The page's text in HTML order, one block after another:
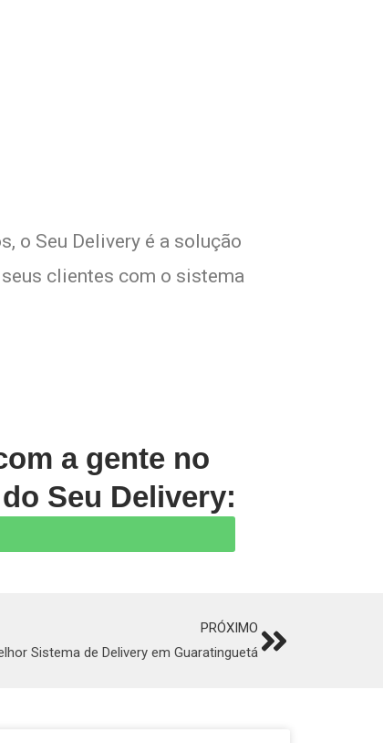
o Seu Delivery é a solução
clientes com o sistema
a gente no
Seu Delivery:
PRÓXIMO
Sistema de Delivery em Guaratinguetá Next